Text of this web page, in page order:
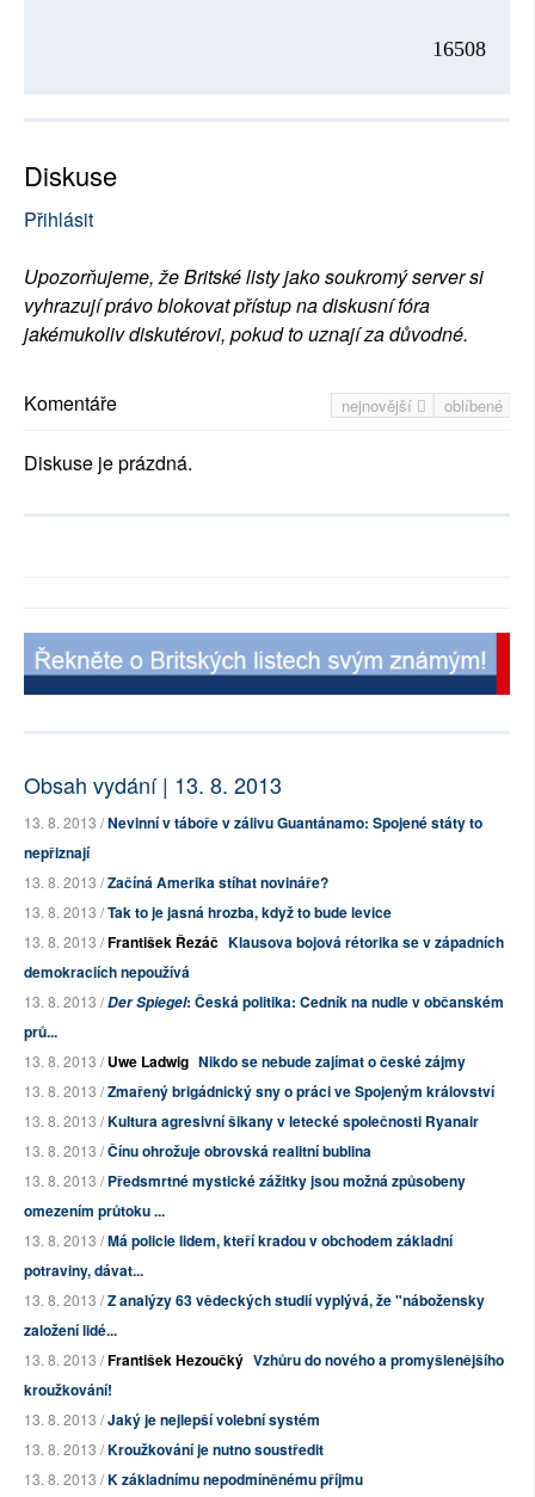
16508
Diskuse
Přihlásit
Upozorňujeme, že Britské listy jako soukromý server si
vyhrazují právo blokovat přístup na diskusní fóra
jakémukoliv diskutérovi, pokud to uznají za důvodné.
nejnovější oblíbené
Komentáře
Diskuse je prázdná.
Obsah vydání | 13. 8. 2013
13. 8. 2013 /Nevinní v táboře v zálivu Guantánamo: Spojené státy to
nepřiznají
13. 8. 2013 /Začíná Amerika stíhat novináře?
13. 8. 2013 /Tak to je jasná hrozba, když to bude levice
13. 8. 2013 /František Řezáč Klausova bojová rétorika se v západních
demokraciích nepoužívá
13. 8. 2013 /Der Spiegel: Česká politika: Cedník na nudle v občanském
prů...
13. 8. 2013 /Uwe Ladwig Nikdo se nebude zajímat o české zájmy
13. 8. 2013 /Zmařený brigádnický sny o práci ve Spojeným království
13. 8. 2013 /Kultura agresivní šikany v letecké společnosti Ryanair
13. 8. 2013 /Čínu ohrožuje obrovská realitní bublina
13. 8. 2013 /Předsmrtné mystické zážitky jsou možná způsobeny
omezením průtoku ...
13. 8. 2013 /Má policie lidem, kteří kradou v obchodem základní
potraviny, dávat...
13. 8. 2013 /Z analýzy 63 vědeckých studií vyplývá, že "nábožensky
založení lidé...
13. 8. 2013 /František Hezoučký Vzhůru do nového a promyšlenějšího
kroužkování!
13. 8. 2013 /Jaký je nejlepší volební systém
13. 8. 2013 /Kroužkování je nutno soustředit
13. 8. 2013 /K základnímu nepodmíněnému příjmu